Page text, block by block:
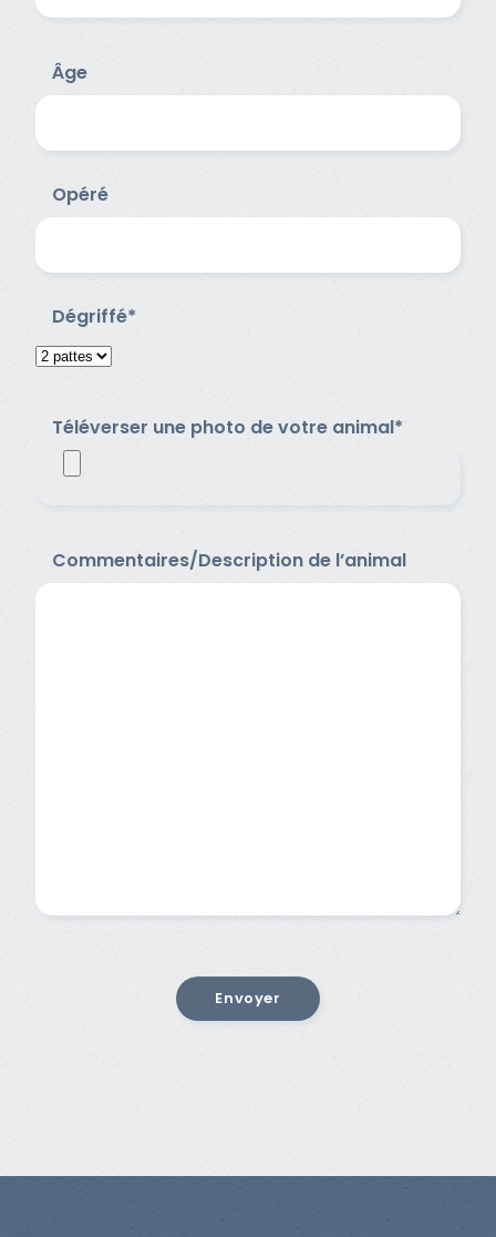
Âge
Opéré
Dégriffé*
Téléverser une photo de votre animal*
Commentaires/Description de l’animal